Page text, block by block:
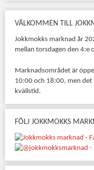
VÄLKOMMEN TILL
Jokkmokks marknad år
mellan torsdagen den 4:e
Marknadsområdet är
10:00 och 18:00, men det
kvällstid.
FÖLJ JOKKMOKKS